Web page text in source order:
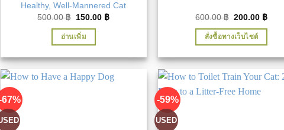
Healthy, Well-Mannered Cat
500.00฿ Original
was:
500.00 ฿.
150.00 ฿Current
อ่านเพิ่ม
600.00฿ Original
was:
600.00 ฿.
200.00 ฿
สั่งซื้อทางเว็บไซต์
67% -59%
USED